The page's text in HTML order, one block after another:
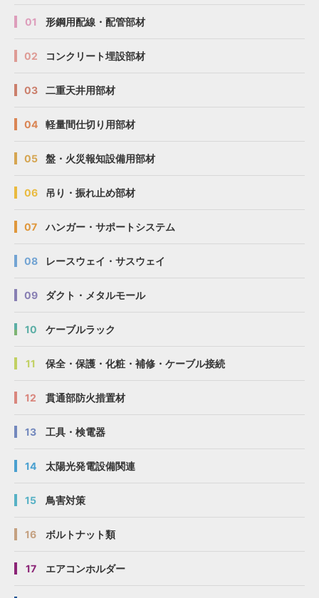
01 形鋼用配線・配管部材
02 コンクリート埋設部材
03 二重天井用部材
04 軽量間仕切り用部材
05 盤・火災報知設備用部材
06 吊り・振れ止め部材
07 ハンガー・サポートシステム
08 レースウェイ・サスウェイ
09 ダクト・メタルモール
10 ケーブルラック
11 保全・保護・化粧・補修・ケーブル接続
12 貫通部防火措置材
13 工具・検電器
14 太陽光発電設備関連
15 鳥害対策
16 ボルトナット類
17 エアコンホルダー